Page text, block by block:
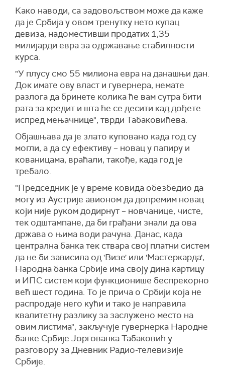
Како наводи, са задовољством може да каже
да је Србија у овом тренутку нето купац
девиза, надоместивши продатих 1,35
милијарди евра за одржавање стабилности
курса.
"У плусу смо 55 милиона евра на данашњи дан.
Док имате ову власт и гувернера, немате
разлога да бринете колика ће вам сутра бити
рата за кредит и шта ће се десити кад дођете
испред мењачнице", тврди Табаковићева.
Објашњава да је злато куповано када год су
могли, а да су ефективу – новац у папиру и
кованицама, враћали, такође, када год је
требало.
"Председник је у време ковида обезбедио да
могу из Аустрије авионом да допремим новац
који није руком додирнут – новчанице, чисте,
тек одштампане, да би грађани знали да ова
држава о њима води рачуна. Данас, када
централна банка тек ствара свој платни систем
да не би зависила од 'Визе' или 'Мастеркарда',
Народна банка Србије има своју дина картицу
и ИПС систем који функционише беспрекорно
већ шест година. То је прича о Србији која не
распродаје него кући и тако је направила
квалитетну разлику за заслужено место на
овим листима", закључује гувернерка Народне
банке Србије Јоргованка Табаковић у
разговору за Дневник Радио-телевизије
Србије.